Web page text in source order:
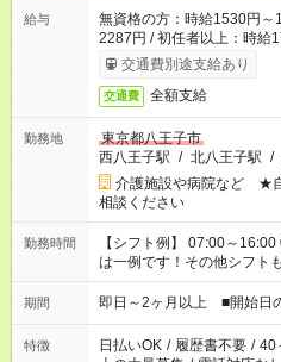
給与
無資格の方：時給1530円～
2287円 / 初任者以上：時給
交通費別途支給あり
交通費 全額支給
勤務地
東京都八王子市
西八王子駅 / 北八王子駅 /
介護施設や病院など ★
相談ください
勤務時間
【シフト例】 07:00～16:00
は一例です！その他シフト
期間 即日～2ヶ月以上 ■開始日
特徴 日払いOK / 履歴書不要 / 40